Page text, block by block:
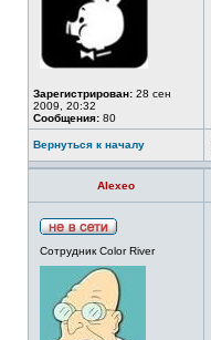
Зарегистрирован: 28 сен
2009, 20:32
Сообщения: 80
Вернуться к началу
Alexeo
Сотрудник Color River